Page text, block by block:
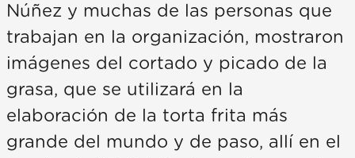
Núñez y muchas de las personas que
trabajan en la organización, mostraron
imágenes del cortado y picado de la
grasa, que se utilizará en la
elaboración de la torta frita más
grande del mundo y de paso, allí en el